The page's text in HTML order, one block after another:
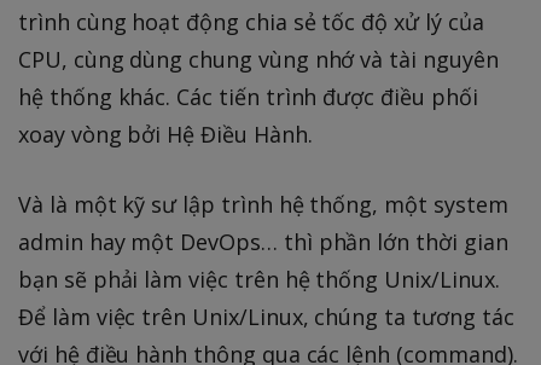
trình cùng hoạt động chia sẻ tốc độ xử lý của
CPU, cùng dùng chung vùng nhớ và tài nguyên
hệ thống khác. Các tiến trình được điều phối
xoay vòng bởi Hệ Điều Hành.
Và là một kỹ sư lập trình hệ thống, một system
admin hay một DevOps… thì phần lớn thời gian
bạn sẽ phải làm việc trên hệ thống Unix/Linux.
Để làm việc trên Unix/Linux, chúng ta tương tác
với hệ điều hành thông qua các lệnh (command).